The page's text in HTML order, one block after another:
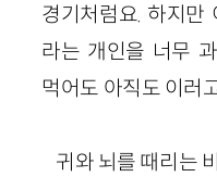
경기처럼요. 하지만
라는 개인을 너무
먹어도 아직도 이러
귀와 뇌를 때리는